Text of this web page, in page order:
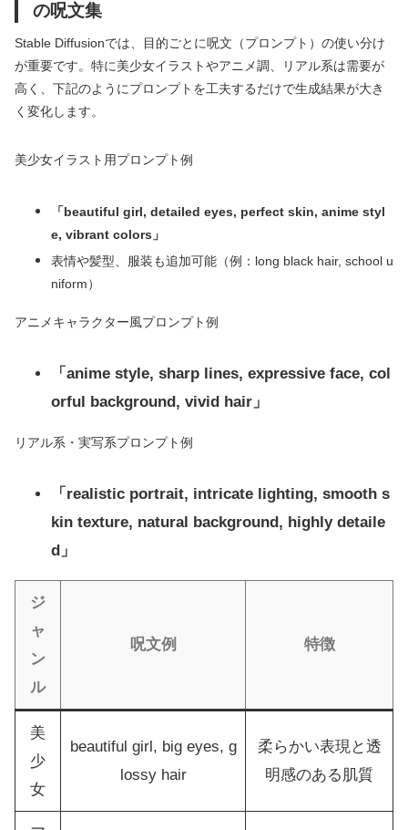
の呪文集
Stable Diffusionでは、目的ごとに呪文（プロンプト）の使い分け
が重要です。特に美少女イラストやアニメ調、リアル系は需要が
高く、下記のようにプロンプトを工夫するだけで生成結果が大き
く変化します。
美少女イラスト用プロンプト例
「beautiful girl, detailed eyes, perfect skin, anime styl
e, vibrant colors」
表情や髪型、服装も追加可能（例：long black hair, school u
niform）
アニメキャラクター風プロンプト例
「anime style, sharp lines, expressive face, col
orful background, vivid hair」
リアル系・実写系プロンプト例
「realistic portrait, intricate lighting, smooth s
kin texture, natural background, highly detaile
d」
ジ
ャ
ン
ル
呪文例 特徴
美
少
女
beautiful girl, big eyes, g
lossy hair
柔らかい表現と透
明感のある肌質